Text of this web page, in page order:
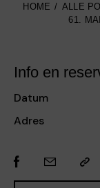
HOME ALLE
61.
Info en
Datum
Adres